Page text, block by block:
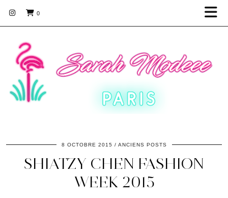
0
8 OCTOBRE 2015 ANCIENS POSTS
SHIATZY CHEN FASHION
WEEK 2015